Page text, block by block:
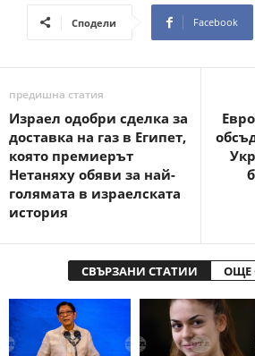
Сподели Facebook
предишна статия
Израел одобри сделка за
доставка на газ в Египет,
която премиерът
Нетаняху обяви за най-
голямата в израелската
история
СВЪРЗАНИ СТАТИИ ОЩЕ